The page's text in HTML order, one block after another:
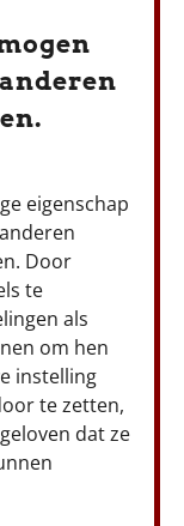
eigenschap
Door
te
als
om hen
instelling
te zetten,
dat ze